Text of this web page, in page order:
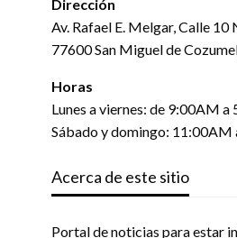
Dirección
Av. Rafael E. Melgar, Calle 10
77600 San Miguel de
Horas
Lunes a viernes: de 9:00AM a
Sábado y domingo: 11:00AM
Acerca de este sitio
Portal de noticias para estar